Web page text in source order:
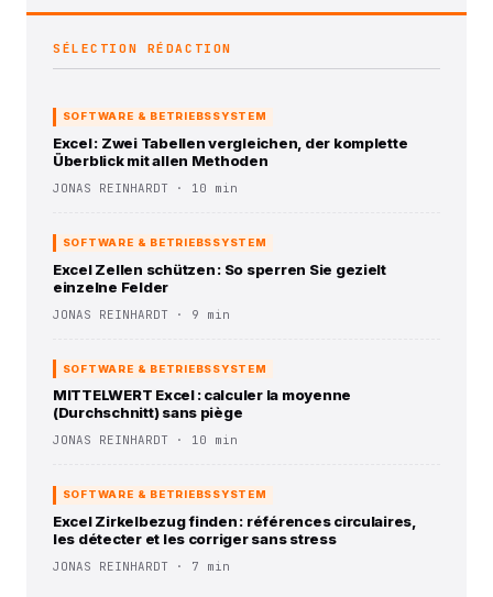
SÉLECTION RÉDACTION
SOFTWARE & BETRIEBSSYSTEM
Excel : Zwei Tabellen vergleichen, der komplette
Überblick mit allen Methoden
JONAS REINHARDT · 10 min
SOFTWARE & BETRIEBSSYSTEM
Excel Zellen schützen : So sperren Sie gezielt
einzelne Felder
JONAS REINHARDT · 9 min
SOFTWARE & BETRIEBSSYSTEM
MITTELWERT Excel : calculer la moyenne
(Durchschnitt) sans piège
JONAS REINHARDT · 10 min
SOFTWARE & BETRIEBSSYSTEM
Excel Zirkelbezug finden : références circulaires,
les détecter et les corriger sans stress
JONAS REINHARDT · 7 min